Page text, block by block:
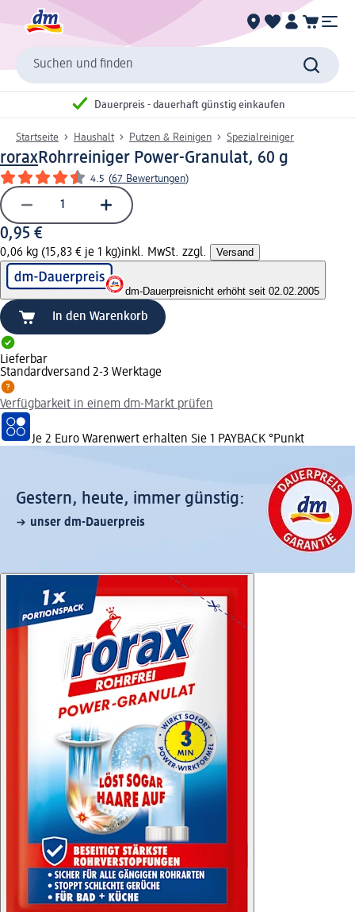
Suchen und finden
Dauerpreis - dauerhaft günstig einkaufen
Startseite Haushalt Putzen & Reinigen Spezialreiniger
roraxRohrreiniger Power-Granulat, 60 g
4.5 (67 Bewertungen)
0,95 €
0,06 kg (15,83 € je 1 kg)inkl. MwSt. zzgl. Versand
dm-Dauerpreisnicht erhöht seit 02.02.2005
In den Warenkorb
Lieferbar
Standardversand 2-3 Werktage
Verfügbarkeit in einem dm-Markt prüfen
Je 2 Euro Warenwert erhalten Sie 1 PAYBACK °Punkt
Gestern, heute, immer günstig:
unser dm-Dauerpreis